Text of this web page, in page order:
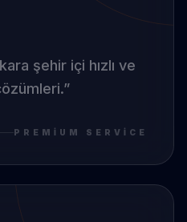
şehir içi hızlı ve
”
PREMIUM SERVICE